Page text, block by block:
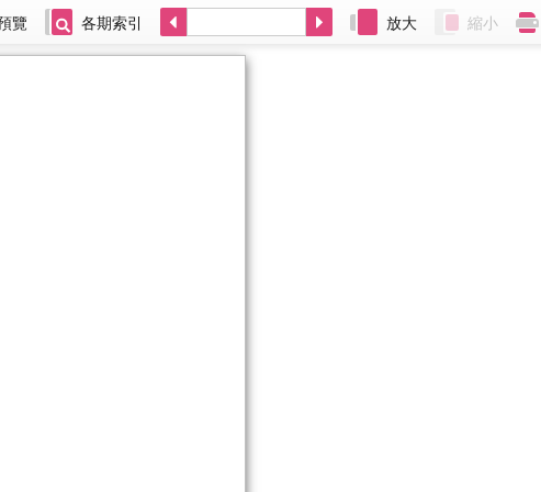
覽 各期索引 放大 縮小